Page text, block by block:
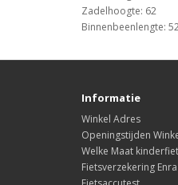
Zadelhoogte: 62
Binnenbeenlengte:
Informatie
Winkel Adres
Openingstijden
Welke Maat
Fietsverzekering